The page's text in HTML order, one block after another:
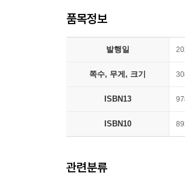
품목정보
발행일
쪽수, 무게, 크기
ISBN13
ISBN10
관련분류